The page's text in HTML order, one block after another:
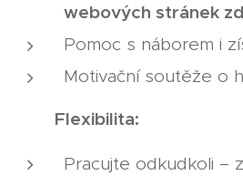
webových stránek
Pomoc s náborem i
Motivační soutěže o
Flexibilita:
Pracujte odkudkoli – z